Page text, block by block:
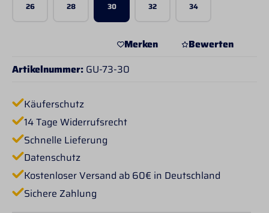
26 28 30 32 34
Merken
Bewerten
Artikelnummer: GU-73-30
Käuferschutz
14 Tage Widerrufsrecht
Schnelle Lieferung
Datenschutz
Kostenloser Versand ab 60€ in Deutschland
Sichere Zahlung